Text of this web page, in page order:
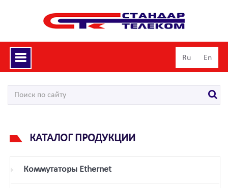
Toggle
navigation
Ru En
КАТАЛОГ ПРОДУКЦИИ
Коммутаторы Ethernet